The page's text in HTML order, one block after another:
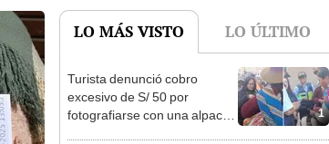
LO MÁS VISTO LO ÚLTIMO
1
Turista denunció cobro
excesivo de S/ 50 por
fotografiarse con una alpaca